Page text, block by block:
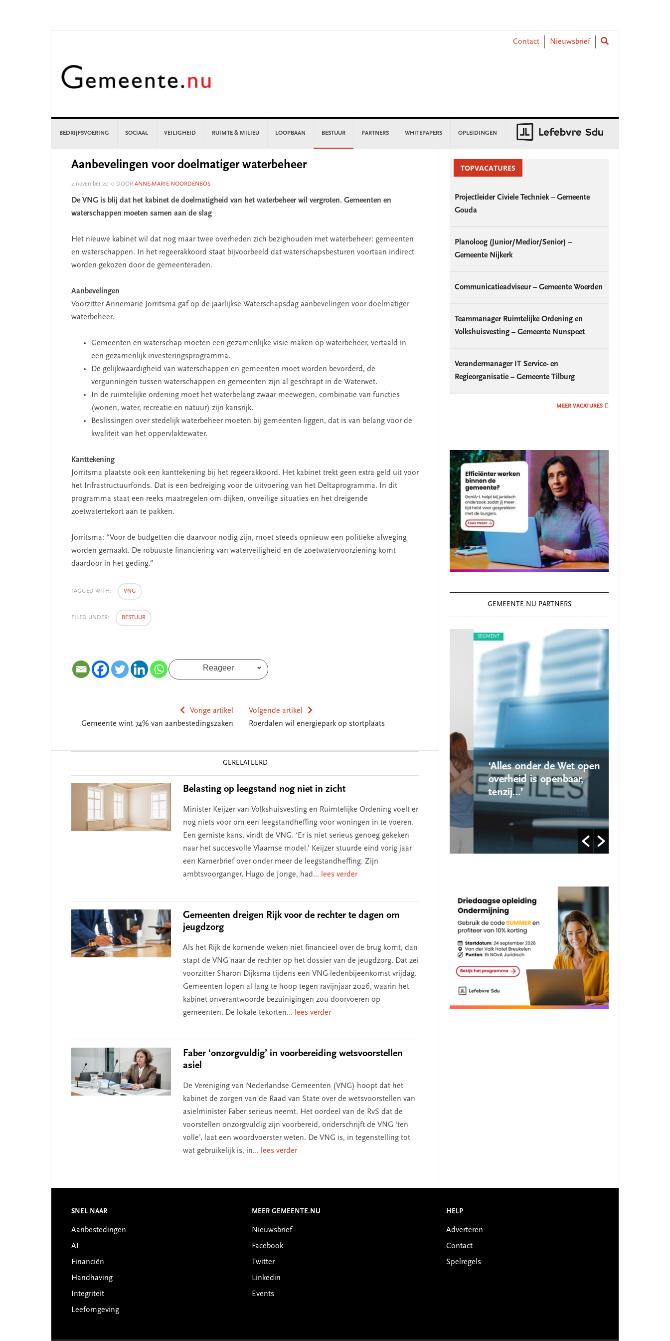
Contact
Nieuwsbrief
BEDRIJFSVOERING SOCIAAL VEILIGHEID RUIMTE & MILIEU LOOPBAAN BESTUUR PARTNERS WHITEPAPERS OPLEIDINGEN
Aanbevelingen voor doelmatiger waterbeheer
2 november 2010 DOOR ANNE-MARIE NOORDENBOS
De VNG is blij dat het kabinet de doelmatigheid van het waterbeheer wil vergroten. Gemeenten en
waterschappen moeten samen aan de slag
Het nieuwe kabinet wil dat nog maar twee overheden zich bezighouden met waterbeheer: gemeenten
en waterschappen. In het regeerakkoord staat bijvoorbeeld dat waterschapsbesturen voortaan indirect
worden gekozen door de gemeenteraden.
Aanbevelingen
Voorzitter Annemarie Jorritsma gaf op de jaarlijkse Waterschapsdag aanbevelingen voor doelmatiger
waterbeheer.
Gemeenten en waterschap moeten een gezamenlijke visie maken op waterbeheer, vertaald in
een gezamenlijk investeringsprogramma.
De gelijkwaardigheid van waterschappen en gemeenten moet worden bevorderd, de
vergunningen tussen waterschappen en gemeenten zijn al geschrapt in de Waterwet.
In de ruimtelijke ordening moet het waterbelang zwaar meewegen, combinatie van functies
(wonen, water, recreatie en natuur) zijn kansrijk.
Beslissingen over stedelijk waterbeheer moeten bij gemeenten liggen, dat is van belang voor de
kwaliteit van het oppervlaktewater.
Kanttekening
Jorritsma plaatste ook een kanttekening bij het regeerakkoord. Het kabinet trekt geen extra geld uit voor
het Infrastructuurfonds. Dat is een bedreiging voor de uitvoering van het Deltaprogramma. In dit
programma staat een reeks maatregelen om dijken, onveilige situaties en het dreigende
zoetwatertekort aan te pakken.
Jorritsma: “Voor de budgetten die daarvoor nodig zijn, moet steeds opnieuw een politieke afweging
worden gemaakt. De robuuste financiering van waterveiligheid en de zoetwatervoorziening komt
daardoor in het geding.”
TAGGED WITH: VNG
FILED UNDER: BESTUUR
Reageer
Vorige artikel
Gemeente wint 74% van aanbestedingszaken
Volgende artikel
Roerdalen wil energiepark op stortplaats
GERELATEERD
Belasting op leegstand nog niet in zicht
Minister Keijzer van Volkshuisvesting en Ruimtelijke Ordening voelt er
nog niets voor om een leegstandheffing voor woningen in te voeren.
Een gemiste kans, vindt de VNG. ‘Er is niet serieus genoeg gekeken
naar het succesvolle Vlaamse model.’ Keijzer stuurde eind vorig jaar
een Kamerbrief over onder meer de leegstandheffing. Zijn
ambtsvoorganger, Hugo de Jonge, had ... lees verder
Gemeenten dreigen Rijk voor de rechter te dagen om
jeugdzorg
Als het Rijk de komende weken niet financieel over de brug komt, dan
stapt de VNG naar de rechter op het dossier van de jeugdzorg. Dat zei
voorzitter Sharon Dijksma tijdens een VNG-ledenbijeenkomst vrijdag.
Gemeenten lopen al lang te hoop tegen ravijnjaar 2026, waarin het
kabinet onverantwoorde bezuinigingen zou doorvoeren op
gemeenten. De lokale tekorten... lees verder
Faber ‘onzorgvuldig’ in voorbereiding wetsvoorstellen
asiel
De Vereniging van Nederlandse Gemeenten (VNG) hoopt dat het
kabinet de zorgen van de Raad van State over de wetsvoorstellen van
asielminister Faber serieus neemt. Het oordeel van de RvS dat de
voorstellen onzorgvuldig zijn voorbereid, onderschrijft de VNG ‘ten
volle’, laat een woordvoerster weten. De VNG is, in tegenstelling tot
wat gebruikelijk is, in... lees verder
SidebarTOPVACATURES
Projectleider Civiele Techniek – Gemeente
Gouda
Planoloog (Junior/Medior/Senior) –
Gemeente Nijkerk
Communicatieadviseur – Gemeente Woerden
Teammanager Ruimtelijke Ordening en
Volkshuisvesting – Gemeente Nunspeet
Verandermanager IT Service- en
Regieorganisatie – Gemeente Tilburg
MEER VACATURES
GEMEENTE.NU PARTNERS
‘Persoonlijk leiderschap
helpen’
‘Alles onder de Wet open
overheid is openbaar,
tenzij…’
Footer
SNEL NAAR
Aanbestedingen
AI
Financiën
Handhaving
Integriteit
Leefomgeving
MEER GEMEENTE.NU
Nieuwsbrief
Facebook
Twitter
Linkedin
Events
HELP
Adverteren
Contact
Spelregels